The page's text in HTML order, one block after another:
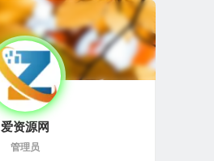
爱资源网
管理员